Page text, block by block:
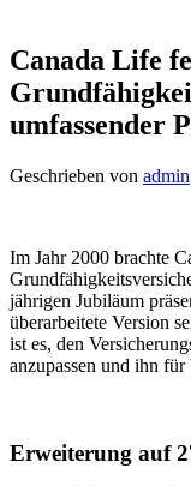
Canada Life
umfassender
Geschrieben von admin
Im Jahr 2000 brachte
jährigen Jubiläum
überarbeitete Version
ist es, den
anzupassen und ihn
Erweiterung auf